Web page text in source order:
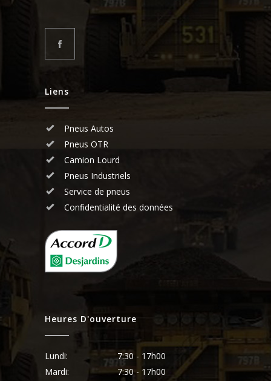
Liens
Pneus Autos
Pneus OTR
Camion Lourd
Pneus Industriels
Service de pneus
Confidentialité des données
Heures D'ouverture
Lundi:
7:30 - 17h00
Mardi:
7:30 - 17h00